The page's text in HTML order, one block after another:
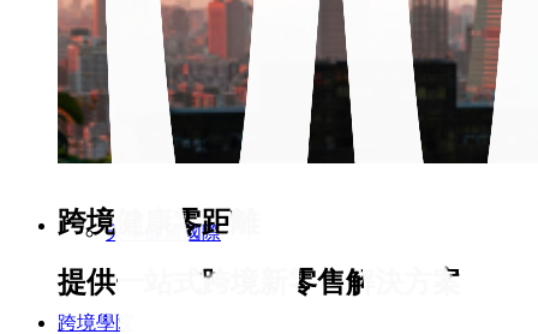
美商歐裔美集團
馬來西亞萬源醫藥集團
天年健康國際
跨境學院
跨境健康零距離
提供一站式跨境新零售解決方案